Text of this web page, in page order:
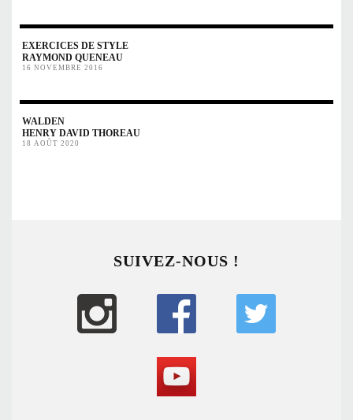
EXERCICES DE STYLE
RAYMOND QUENEAU
16 NOVEMBRE 2016
WALDEN
HENRY DAVID THOREAU
18 AOÛT 2020
SUIVEZ-NOUS !